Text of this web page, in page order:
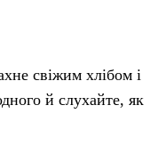
свіжим хлібом і
й слухайте, як